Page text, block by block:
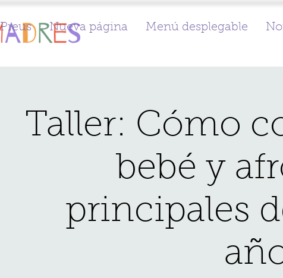
Preus Nueva página Menú desplegable
Taller: Cómo
bebé y
principales